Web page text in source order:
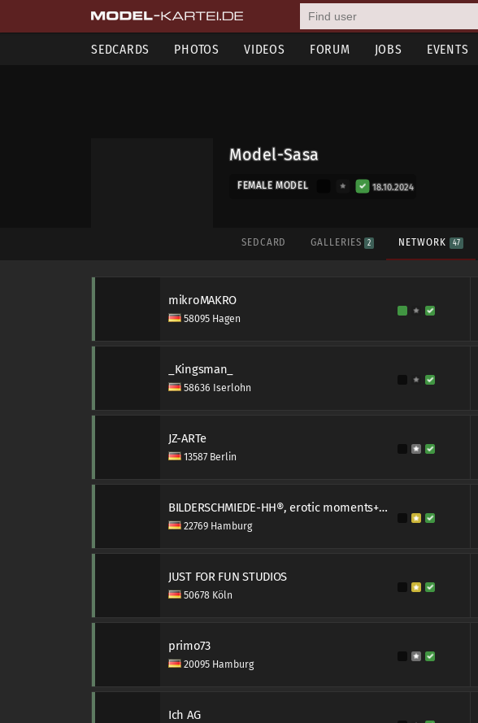
SEDCARDS PHOTOS VIDEOS FORUM JOBS EVENTS
Model-Sasa
FEMALE MODEL 18.10.2024
SEDCARD GALLERIES 2 NETWORK 47
mikroMAKRO
58095 Hagen
_Kingsman_
58636 Iserlohn
JZ-ARTe
13587 Berlin
BILDERSCHMIEDE-HH®, erotic moments+fine art nudes
22769 Hamburg
JUST FOR FUN STUDIOS
50678 Köln
primo73
20095 Hamburg
Ich AG